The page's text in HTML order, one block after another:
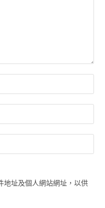
地址及個人網站網址，以供